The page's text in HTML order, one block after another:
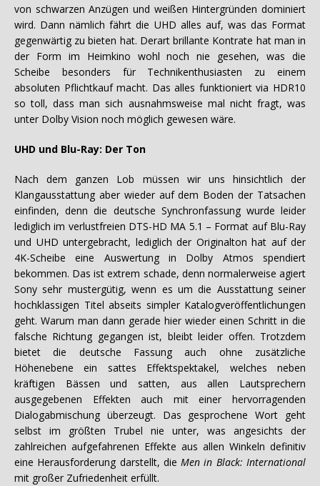
von schwarzen Anzügen und weißen Hintergründen dominiert
wird. Dann nämlich fährt die UHD alles auf, was das Format
gegenwärtig zu bieten hat. Derart brillante Kontrate hat man in
der Form im Heimkino wohl noch nie gesehen, was die
Scheibe besonders für Technikenthusiasten zu einem
absoluten Pflichtkauf macht. Das alles funktioniert via HDR10
so toll, dass man sich ausnahmsweise mal nicht fragt, was
unter Dolby Vision noch möglich gewesen wäre.
UHD und Blu-Ray: Der Ton
Nach dem ganzen Lob müssen wir uns hinsichtlich der
Klangausstattung aber wieder auf dem Boden der Tatsachen
einfinden, denn die deutsche Synchronfassung wurde leider
lediglich im verlustfreien DTS-HD MA 5.1 – Format auf Blu-Ray
und UHD untergebracht, lediglich der Originalton hat auf der
4K-Scheibe eine Auswertung in Dolby Atmos spendiert
bekommen. Das ist extrem schade, denn normalerweise agiert
Sony sehr mustergütig, wenn es um die Ausstattung seiner
hochklassigen Titel abseits simpler Katalogveröffentlichungen
geht. Warum man dann gerade hier wieder einen Schritt in die
falsche Richtung gegangen ist, bleibt leider offen. Trotzdem
bietet die deutsche Fassung auch ohne zusätzliche
Höhenebene ein sattes Effektspektakel, welches neben
kräftigen Bässen und satten, aus allen Lautsprechern
ausgegebenen Effekten auch mit einer hervorragenden
Dialogabmischung überzeugt. Das gesprochene Wort geht
selbst im größten Trubel nie unter, was angesichts der
zahlreichen aufgefahrenen Effekte aus allen Winkeln definitiv
eine Herausforderung darstellt, dieMen in Black: International
mit großer Zufriedenheit erfüllt.